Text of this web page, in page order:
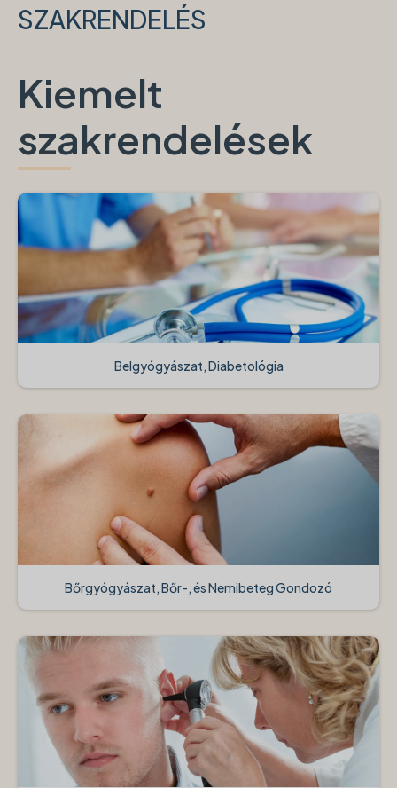
SZAKRENDELÉS
Kiemelt
szakrendelések
Belgyógyászat, Diabetológia
Bőrgyógyászat, Bőr-, és Nemibeteg Gondozó